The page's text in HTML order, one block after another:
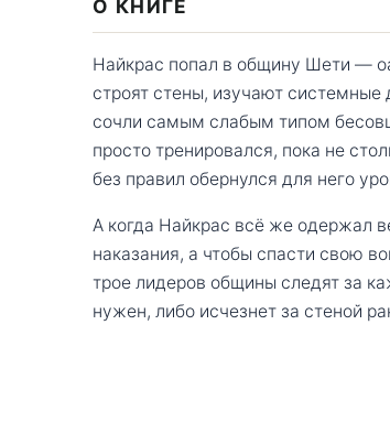
О КНИГЕ
Найкрас попал в общину Шети —
строят стены, изучают системные
сочли самым слабым типом
просто тренировался, пока не
без правил обернулся для него
А когда Найкрас всё же одержал
наказания, а чтобы спасти свою
трое лидеров общины следят за
нужен, либо исчезнет за стеной